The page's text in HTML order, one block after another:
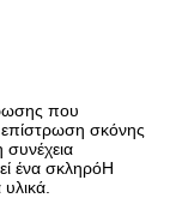
που
σκόνης
συνέχεια
ένα σκληρόΗ